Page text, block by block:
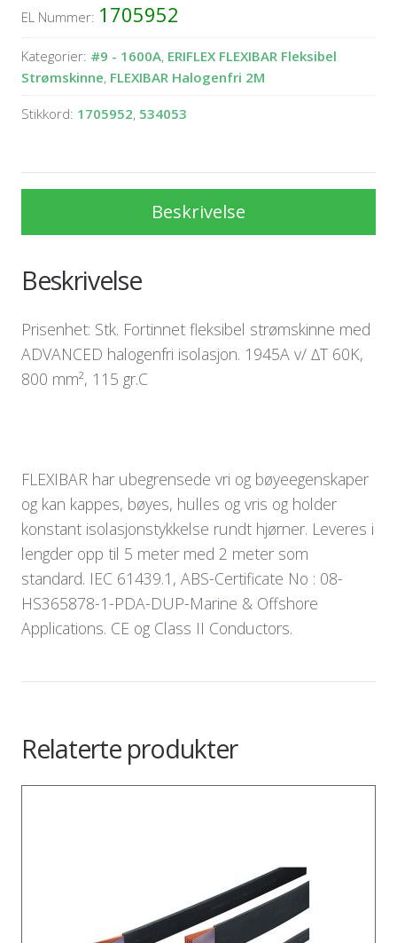
EL Nummer: 1705952
Kategorier: #9 - 1600A, ERIFLEX FLEXIBAR Fleksibel
Strømskinne, FLEXIBAR Halogenfri 2M
Stikkord: 1705952, 534053
Beskrivelse
Beskrivelse
Prisenhet: Stk. Fortinnet fleksibel strømskinne med
ADVANCED halogenfri isolasjon. 1945A v/ ∆T 60K,
800 mm², 115 gr.C
FLEXIBAR har ubegrensede vri og bøyeegenskaper
og kan kappes, bøyes, hulles og vris og holder
konstant isolasjonstykkelse rundt hjørner. Leveres i
lengder opp til 5 meter med 2 meter som
standard. IEC 61439.1, ABS-Certificate No : 08-
HS365878-1-PDA-DUP-Marine & Offshore
Applications. CE og Class II Conductors.
Relaterte produkter